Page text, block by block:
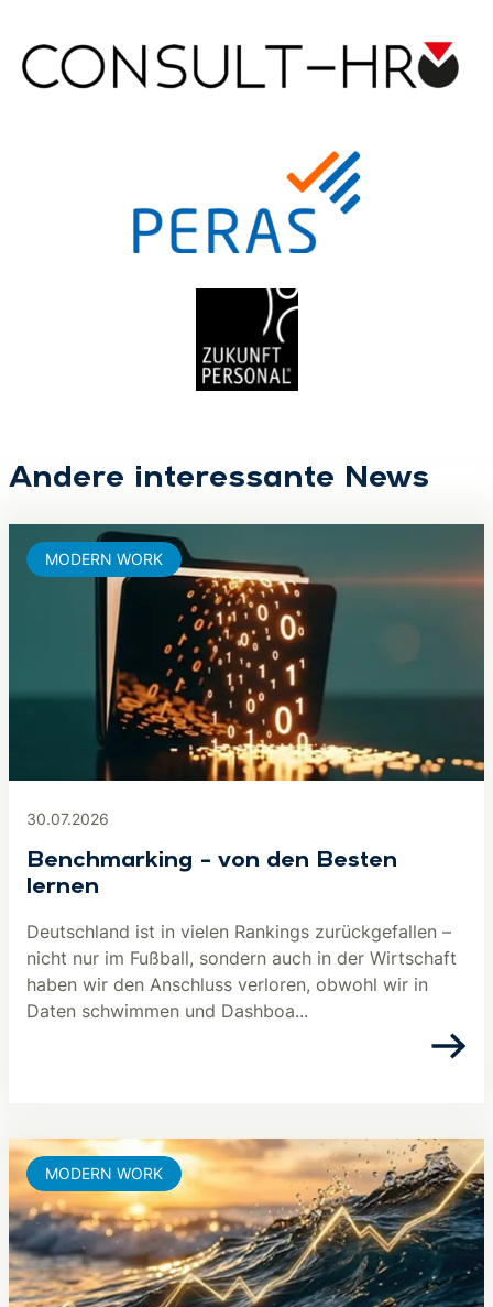
Andere interessante News
30.07.2026
Benchmarking – von den Besten
lernen
Deutschland ist in vielen Rankings zurückgefallen –
nicht nur im Fußball, sondern auch in der Wirtschaft
haben wir den Anschluss verloren, obwohl wir in
Daten schwimmen und Dashboa...
MODERN WORK
MODERN WORK